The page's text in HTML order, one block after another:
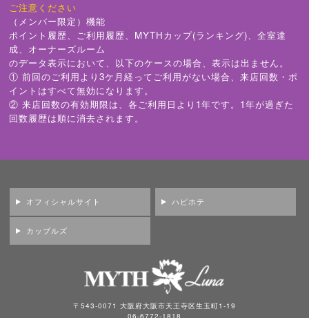
ご注意ください
（メンバー限定）機能
ポイント履歴、ご利用履歴、MYTHカップ(ランキング)、全室達
成、オーナーズルーム
のデータ表示において、以下のケースの場合、表示は出ません。
① 前回のご利用より3ケ月経ってご利用がない場合、来店回数・ポ
イントはすべて無効になります。
② 来店回数の有効期限は、各ご利用日より1年です。1年が過ぎた
回数履歴は順に消去されます。
オフィシャルサイト ハピホテ
カップルズ
〒543-0071 大阪府大阪市天王寺区生玉町1-19
06-6772-1818